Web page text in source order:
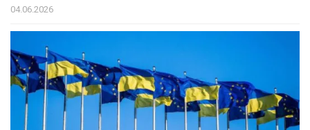
04.06.2026